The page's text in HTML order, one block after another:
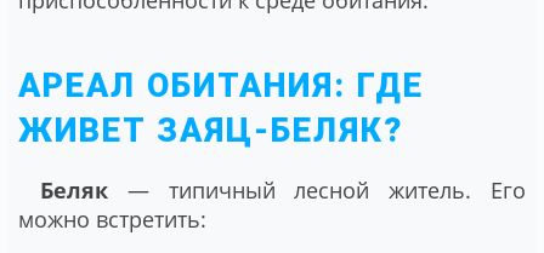
АРЕАЛ ОБИТАНИЯ: ГДЕ
ЖИВЕТ ЗАЯЦ-БЕЛЯК?
Беляк — типичный лесной житель. Его
можно встретить: